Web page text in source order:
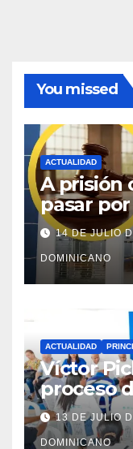
You missed
ACTUALIDAD
A prisión
pasar
para
14 DE JULIO
DOMINICANO
ACTUALIDAD
Víctor
proceso
y
Monte
13 DE JULIO
DOMINICANO